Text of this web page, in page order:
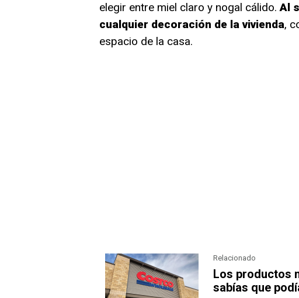
elegir entre miel claro y nogal cálido.Al
cualquier decoración de la vivienda,
espacio de la casa.
Relacionado
Los productos
sabías que